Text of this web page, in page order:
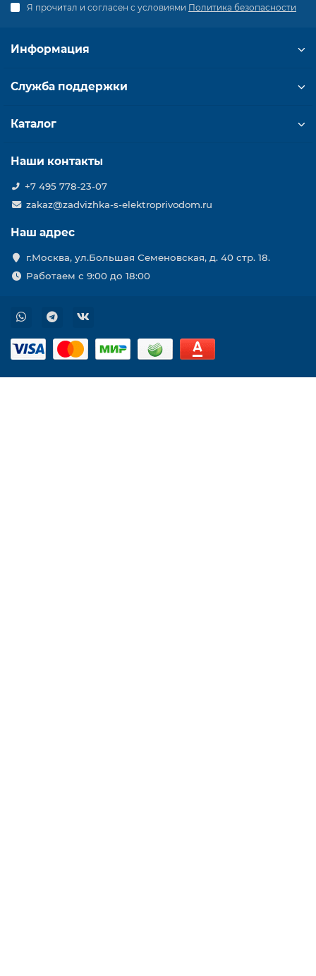
Я прочитал и согласен с условиями Политика безопасности
Информация
Служба поддержки
Каталог
Наши контакты
+7 495 778-23-07
zakaz@zadvizhka-s-elektroprivodom.ru
Наш адрес
г.Москва, ул.Большая Семеновская, д. 40 стр. 18.
Работаем с 9:00 до 18:00